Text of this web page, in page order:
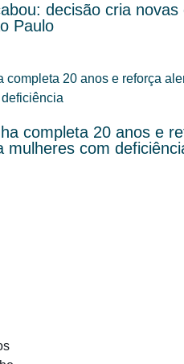
decisão cria
Paulo
completa 20 anos e
mulheres com